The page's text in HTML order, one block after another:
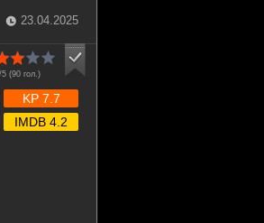
23.04.2025
5 (90 гол.)
KP 7.7
IMDB 4.2